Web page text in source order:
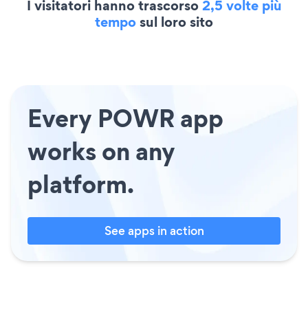
I visitatori hanno trascorso2,5 volte più
temposul loro sito
Every POWR app
works on any
platform.
See apps in action